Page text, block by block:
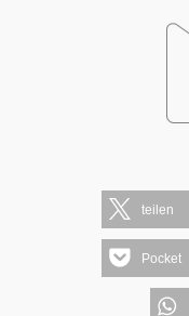
teilen
Pocket